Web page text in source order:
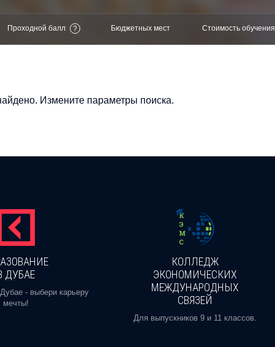
Проходной балл ? Бюджетных мест Стоимость обучения
Измените параметры поиска.
ДУБАЕ
- выбери карьеру
мечты!
КОЛЛЕДЖ
ЭКОНОМИЧЕСКИХ
МЕЖДУНАРОДНЫХ
СВЯЗЕЙ
Для выпускников 9 и 11 классов.